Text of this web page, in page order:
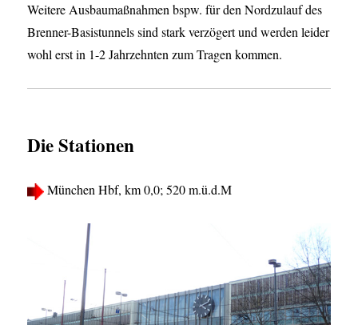
Weitere Ausbaumaßnahmen bspw. für den Nordzulauf des
Brenner-Basistunnels sind stark verzögert und werden leider
wohl erst in 1-2 Jahrzehnten zum Tragen kommen.
Die Stationen
München Hbf, km 0,0; 520 m.ü.d.M